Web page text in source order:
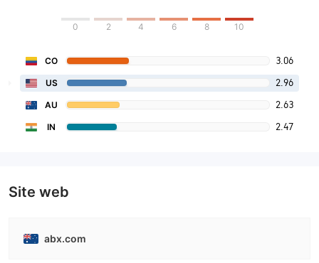
0 2 4 6 8 10
CO 3.06
US 2.96
AU 2.63
IN 2.47
Site web
abx.com